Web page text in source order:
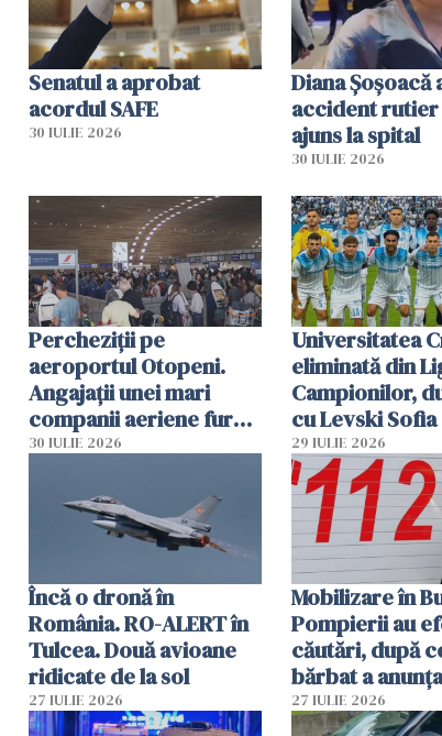
Senatul a aprobat
acordul SAFE
30 IULIE 2026
Diana Șoșoacă
accident rutier
ajuns la spital
30 IULIE 2026
Percheziții pe
aeroportul Otopeni.
Angajații unei mari
companii aeriene furau
parfumuri, ceasuri și
vânzării
30 IULIE 2026
Universitatea
eliminată din
Campionilor,
cu Levski Sofia
29 IULIE 2026
Încă o dronă în
România. RO-ALERT în
Tulcea. Două avioane
ridicate de la sol
27 IULIE 2026
Mobilizare în
Pompierii au
căutări, după
bărbat a
că a văzut un
luminos
27 IULIE 2026